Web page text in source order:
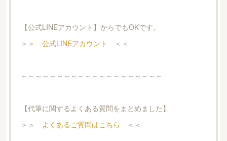
【公式LINEアカウント】からでもOKです。
＞＞ 公式LINEアカウント ＜＜
～～～～～～～～～～～～～～～～～～～～
【代筆に関するよくある質問をまとめました】
＞＞
よくあるご質問はこちら ＜＜